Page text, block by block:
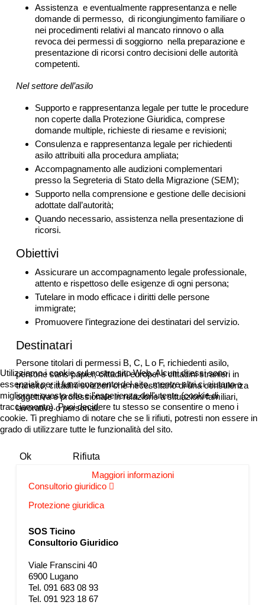
Assistenza e eventualmente rappresentanza e nelle
domande di permesso, di ricongiungimento familiare o
nei procedimenti relativi al mancato rinnovo o alla
revoca dei permessi di soggiorno nella preparazione e
presentazione di ricorsi contro decisioni delle autorità
competenti.
Nel settore dell’asilo
Supporto e rappresentanza legale per tutte le procedure
non coperte dalla Protezione Giuridica, comprese
domande multiple, richieste di riesame e revisioni;
Consulenza e rappresentanza legale per richiedenti
asilo attribuiti alla procedura ampliata;
Accompagnamento alle audizioni complementari
presso la Segreteria di Stato della Migrazione (SEM);
Supporto nella comprensione e gestione delle decisioni
adottate dall’autorità;
Quando necessario, assistenza nella presentazione di
ricorsi.
Obiettivi
Assicurare un accompagnamento legale professionale,
attento e rispettoso delle esigenze di ogni persona;
Tutelare in modo efficace i diritti delle persone
immigrate;
Promuovere l’integrazione dei destinatari del servizio.
Destinatari
Persone titolari di permessi B, C, L o F, richiedenti asilo,
persone sans papier, cittadini europei e cittadini stranieri in
transito, cittadini svizzeri che necessitano di una consulenza
oggettiva e professionale in relazione a situazioni familiari,
lavorative o personali.
Consultorio giuridico
Protezione giuridica
SOS Ticino
Consultorio Giuridico
Viale Franscini 40
6900 Lugano
Tel. 091 683 08 93
Tel. 091 923 18 67
Utilizziamo i cookie sul nostro sito Web. Alcuni di essi sono
essenziali per il funzionamento del sito, mentre altri ci aiutano a
migliorare questo sito e l'esperienza dell'utente (cookie di
tracciamento). Puoi decidere tu stesso se consentire o meno i
cookie. Ti preghiamo di notare che se li rifiuti, potresti non essere in
grado di utilizzare tutte le funzionalità del sito.
Ok
Rifiuta
Maggiori informazioni